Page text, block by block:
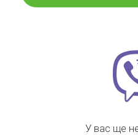
У вас ще